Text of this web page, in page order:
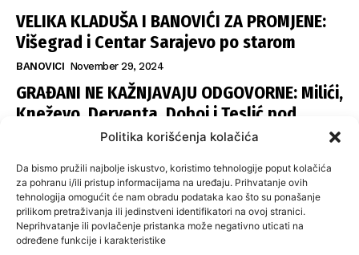
Politika korišćenja kolačića
Da bismo pružili najbolje iskustvo, koristimo tehnologije poput kolačića
za pohranu i/ili pristup informacijama na uređaju. Prihvatanje ovih
tehnologija omogućit će nam obradu podataka kao što su ponašanje
prilikom pretraživanja ili jedinstveni identifikatori na ovoj stranici.
Neprihvatanje ili povlačenje pristanka može negativno uticati na
određene funkcije i karakteristike
VELIKA KLADUŠA I BANOVIĆI ZA PROMJENE:
Višegrad i Centar Sarajevo po starom
BANOVICI November 29, 2024
GRAĐANI NE KAŽNJAVAJU ODGOVORNE: Milići,
Kneževo, Derventa, Doboj i Teslić pod
šapom istih stranaka
SNSD UČVRSTIO VLAST U ISTOČNOM
SARAJEVU: Opoziciji dvije opštine, slijedi
raspodjela funkcija